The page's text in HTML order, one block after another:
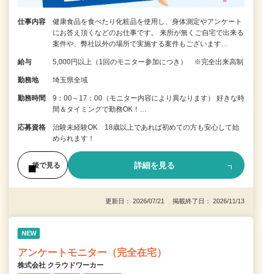
仕事内容
健康食品を食べたり化粧品を使用し、身体測定やアンケート
にお答え頂くなどのお仕事です。 来所が無くご自宅で出来る
案件や、弊社以外の場所で実施する案件もございます…
給与 5,000円以上（1回のモニター参加につき） ※完全出来高制
勤務地 埼玉県全域
勤務時間
9：00～17：00（モニター内容により異なります） 好きな時
間＆タイミングで勤務OK！…
応募資格
治験未経験OK 18歳以上であれば初めての方も安心して始
められます！
後で見る 詳細を見る
更新日： 2026/07/21 掲載終了日： 2026/11/13
NEW
アンケートモニター（完全在宅）
株式会社 クラウドワーカー